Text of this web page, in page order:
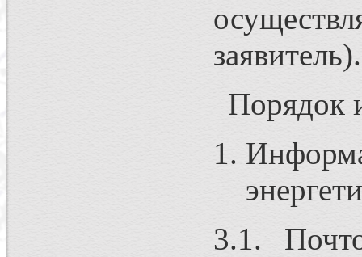
заявитель).
Порядок
3.1.